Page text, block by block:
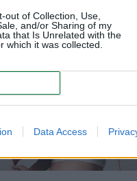
out of Collection, Use,
and/or Sharing of my
that Is Unrelated with the
which it was collected.
Data Access